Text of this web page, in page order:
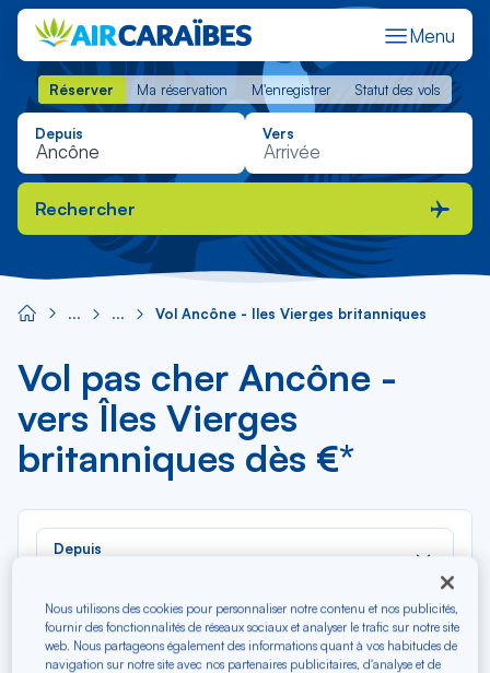
Menu
Réserver Ma réservation M'enregistrer Statut des vols
Réserver Ma réservation M'enregistrer Statut des vols
Depuis Vers
Rechercher
Vol Ancône - Îles Vierges britanniques
Vol pas cher Ancône -
vers Îles Vierges
britanniques dès €*
Depuis
liste
Vers
Pour aller vers
Nous utilisons des cookies pour personnaliser notre contenu et nos publicités,
fournir des fonctionnalités de réseaux sociaux et analyser le trafic sur notre site
web. Nous partageons également des informations quant à vos habitudes de
navigation sur notre site avec nos partenaires publicitaires, d'analyse et de